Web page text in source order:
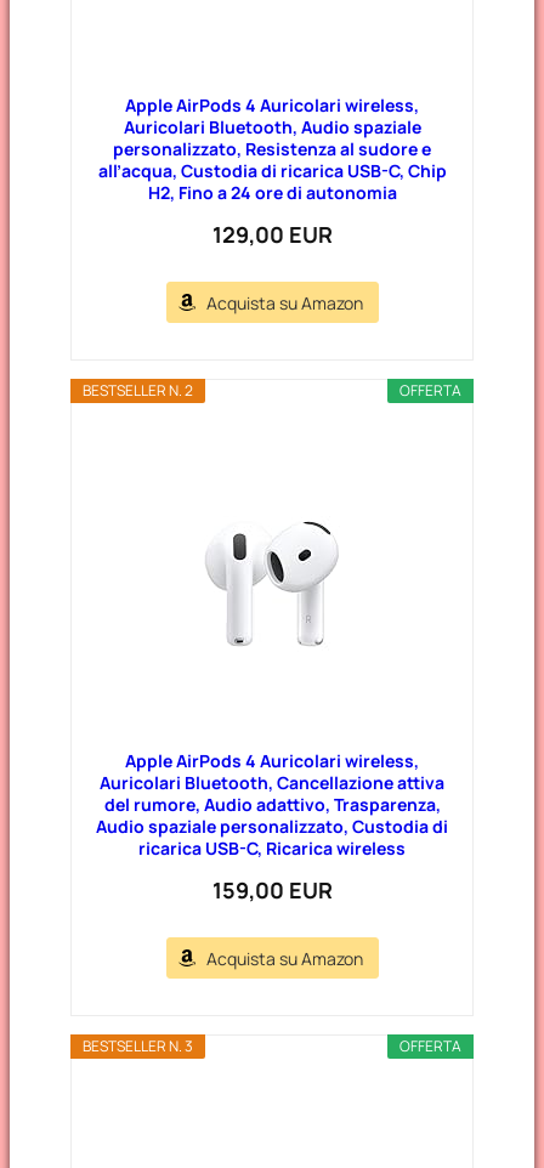
Apple AirPods 4 Auricolari wireless,
Auricolari Bluetooth, Audio spaziale
personalizzato, Resistenza al sudore e
all’acqua, Custodia di ricarica USB-C, Chip
H2, Fino a 24 ore di autonomia
129,00 EUR
Acquista su Amazon
OFFERTA
BESTSELLER N. 2
Apple AirPods 4 Auricolari wireless,
Auricolari Bluetooth, Cancellazione attiva
del rumore, Audio adattivo, Trasparenza,
Audio spaziale personalizzato, Custodia di
ricarica USB-C, Ricarica wireless
159,00 EUR
Acquista su Amazon
OFFERTA
BESTSELLER N. 3